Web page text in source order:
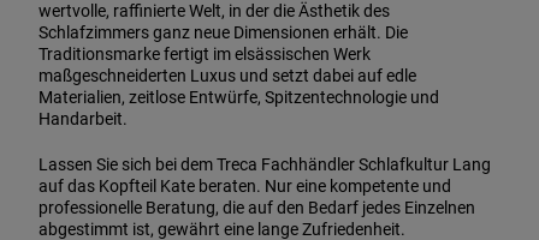
wertvolle, raffinierte Welt, in der die Ästhetik des
Schlafzimmers ganz neue Dimensionen erhält. Die
Traditionsmarke fertigt im elsässischen Werk
maßgeschneiderten Luxus und setzt dabei auf edle
Materialien, zeitlose Entwürfe, Spitzentechnologie und
Handarbeit.
Lassen Sie sich bei dem Treca Fachhändler Schlafkultur Lang
auf das Kopfteil Kate beraten. Nur eine kompetente und
professionelle Beratung, die auf den Bedarf jedes Einzelnen
abgestimmt ist, gewährt eine lange Zufriedenheit.